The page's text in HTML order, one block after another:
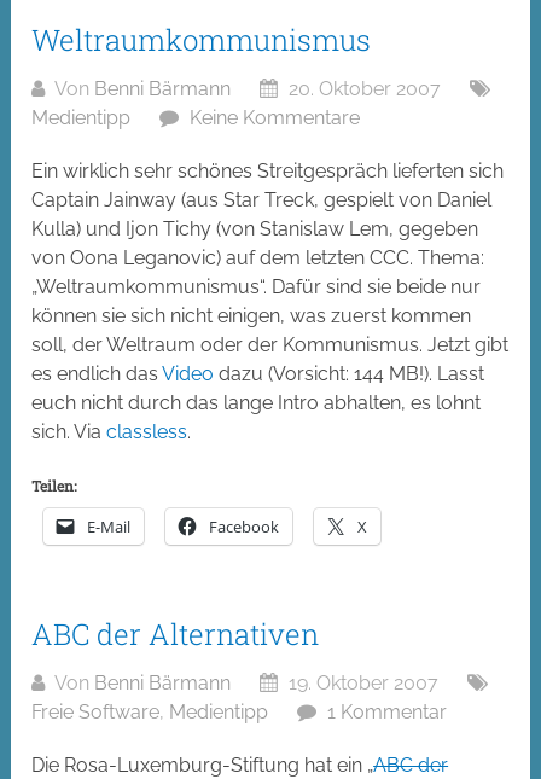
Weltraumkommunismus
Von Benni Bärmann
20. Oktober 2007
Medientipp
Keine Kommentare
Ein wirklich sehr schönes Streitgespräch lieferten sich
Captain Jainway (aus Star Treck, gespielt von Daniel
Kulla) und Ijon Tichy (von Stanislaw Lem, gegeben
von Oona Leganovic) auf dem letzten CCC. Thema:
„Weltraumkommunismus“. Dafür sind sie beide nur
können sie sich nicht einigen, was zuerst kommen
soll, der Weltraum oder der Kommunismus. Jetzt gibt
es endlich dasVideo dazu (Vorsicht: 144 MB!). Lasst
euch nicht durch das lange Intro abhalten, es lohnt
sich. Viaclassless.
Teilen:
E-Mail Facebook X
ABC der Alternativen
Von Benni Bärmann
19. Oktober 2007
Freie Software, Medientipp 1 Kommentar
Die Rosa-Luxemburg-Stiftung hat ein „ABC der